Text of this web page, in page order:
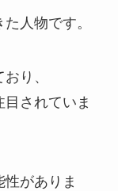
人物です。
り、
されていま
がありま